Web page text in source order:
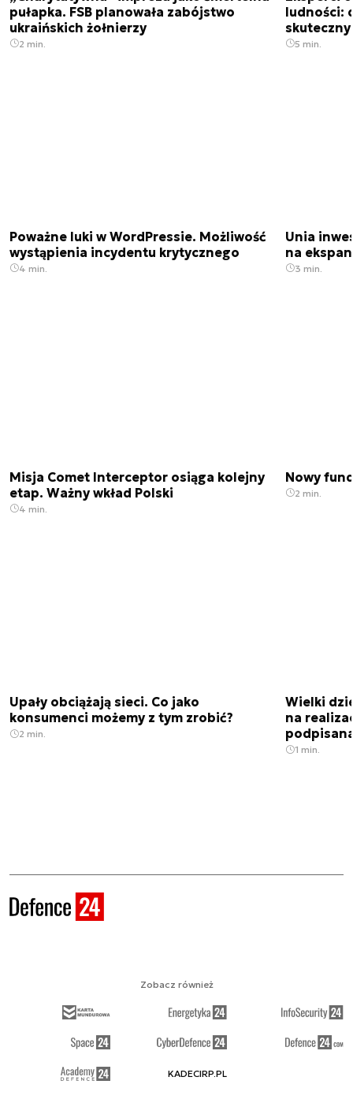
pułapka. FSB planowała zabójstwo
ukraińskich żołnierzy
2 min.
ludności:
skuteczny
5 min.
Poważne luki w WordPressie. Możliwość
wystąpienia incydentu krytycznego
4 min.
Unia
na
3 min.
Misja Comet Interceptor osiąga kolejny
etap. Ważny wkład Polski
4 min.
Nowy
2 min.
Upały obciążają sieci. Co jako
konsumenci możemy z tym zrobić?
2 min.
Wielki
na
1 min.
Zobacz również
KADECIRP.PL